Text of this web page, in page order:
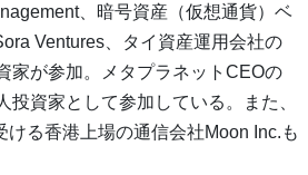
、暗号資産（仮想通貨）ベ
Ventures、タイ資産運用会社の
家が参加。メタプラネットCEOの
投資家として参加している。また、
ける香港上場の通信会社Moon Inc.も